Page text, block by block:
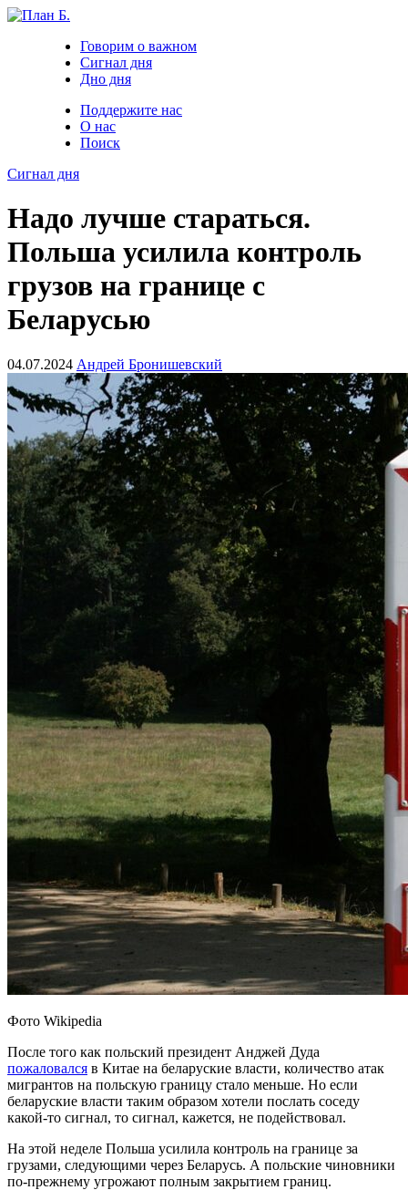
Говорим о важном
Сигнал дня
Дно дня
Поддержите нас
О нас
Поиск
Сигнал дня
Надо лучше стараться.
Польша усилила контроль
грузов на границе с
Беларусью
04.07.2024 Андрей Бронишевский
Фото Wikipedia
После того как польский президент Анджей Дуда
пожаловался в Китае на беларуские власти, количество атак
мигрантов на польскую границу стало меньше. Но если
беларуские власти таким образом хотели послать соседу
какой-то сигнал, то сигнал, кажется, не подействовал.
На этой неделе Польша усилила контроль на границе за
грузами, следующими через Беларусь. А польские чиновники
по-прежнему угрожают полным закрытием границ.